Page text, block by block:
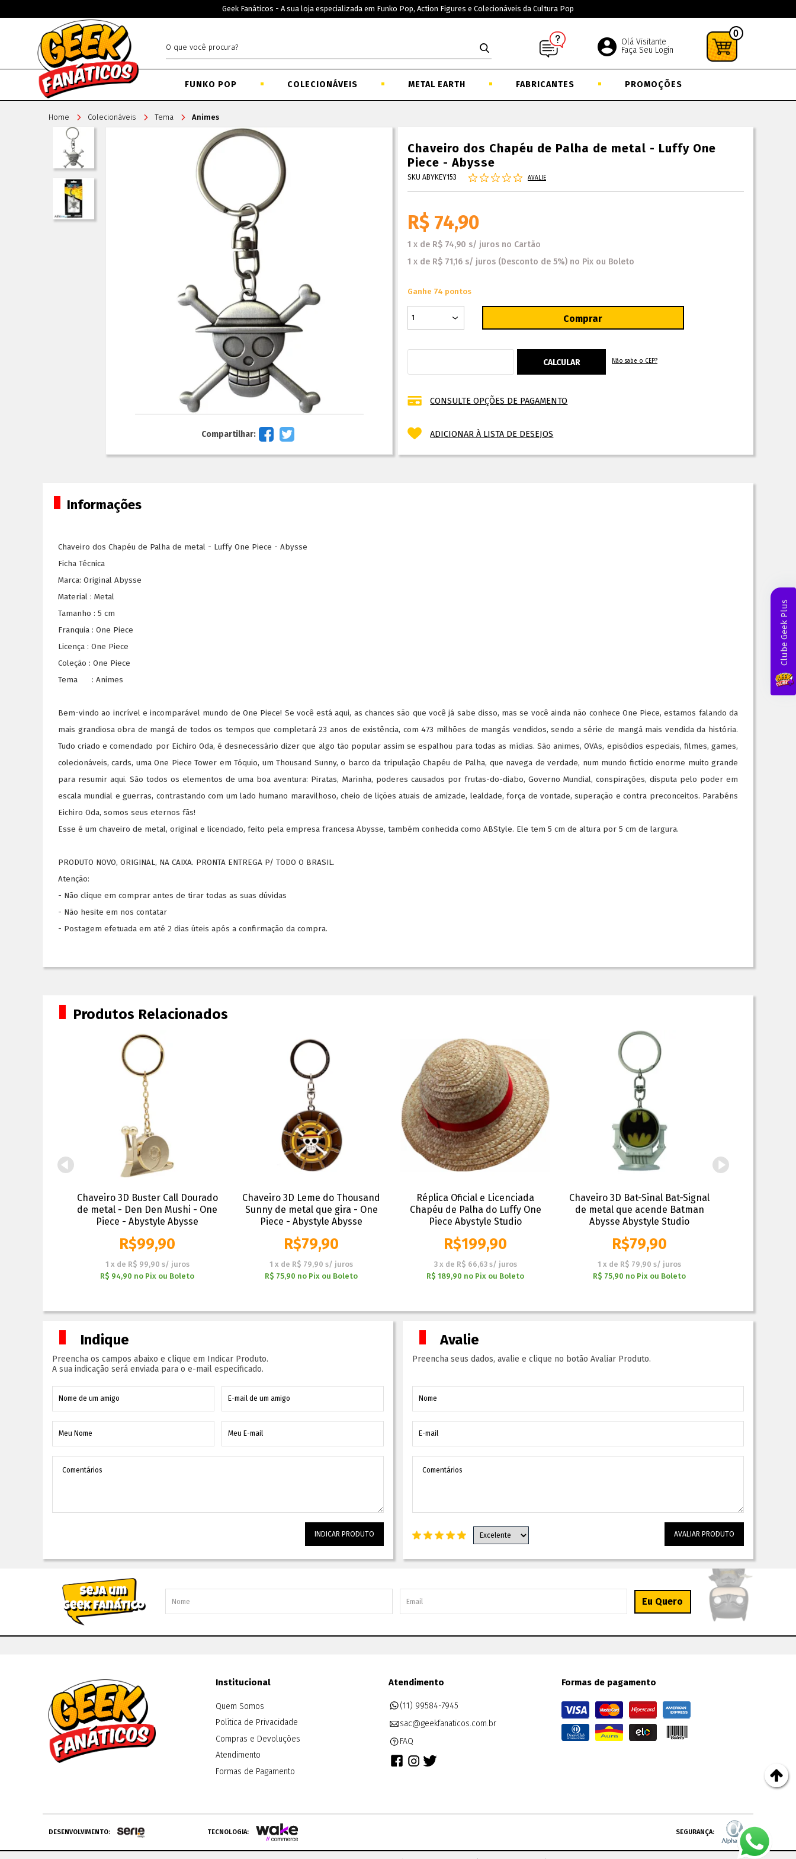
Geek Fanáticos - A sua loja especializada em Funko Pop, Action Figures e Colecionáveis da Cultura Pop
Olá Visitante
Faça Seu Login
0
FUNKO POP COLECIONÁVEIS METAL EARTH FABRICANTES PROMOÇÕES
Home Colecionáveis Tema Animes
Compartilhar:
Chaveiro dos Chapéu de Palha de metal - Luffy One
Piece - Abysse
SKU ABYKEY153 AVALIE
R$ 74,90
1 x de R$ 74,90 s/ juros no Cartão
1 x de R$ 71,16 s/ juros (Desconto de 5%) no Pix ou Boleto
Ganhe 74 pontos
Não sabe o CEP?
CONSULTE OPÇÕES DE PAGAMENTO
ADICIONAR À LISTA DE DESEJOS
Informações
Chaveiro dos Chapéu de Palha de metal - Luffy One Piece - Abysse
Ficha Técnica
Marca: Original Abysse
Material : Metal
Tamanho : 5 cm
Franquia : One Piece
Licença : One Piece
Coleção : One Piece
Tema : Animes
Bem-vindo ao incrível e incomparável mundo de One Piece! Se você está aqui, as chances são que você já sabe disso, mas se você ainda não conhece One Piece, estamos falando da
mais grandiosa obra de mangá de todos os tempos que completará 23 anos de existência, com 473 milhões de mangás vendidos, sendo a série de mangá mais vendida da história.
Tudo criado e comendado por Eichiro Oda, é desnecessário dizer que algo tão popular assim se espalhou para todas as mídias. São animes, OVAs, episódios especiais, filmes, games,
colecionáveis, cards, uma One Piece Tower em Tóquio, um Thousand Sunny, o barco da tripulação Chapéu de Palha, que navega de verdade, num mundo fictício enorme muito grande
para resumir aqui. São todos os elementos de uma boa aventura: Piratas, Marinha, poderes causados por frutas-do-diabo, Governo Mundial, conspirações, disputa pelo poder em
escala mundial e guerras, contrastando com um lado humano maravilhoso, cheio de lições atuais de amizade, lealdade, força de vontade, superação e contra preconceitos. Parabéns
Eichiro Oda, somos seus eternos fãs!
Esse é um chaveiro de metal, original e licenciado, feito pela empresa francesa Abysse, também conhecida como ABStyle. Ele tem 5 cm de altura por 5 cm de largura.
PRODUTO NOVO, ORIGINAL, NA CAIXA. PRONTA ENTREGA P/ TODO O BRASIL.
Atenção:
- Não clique em comprar antes de tirar todas as suas dúvidas
- Não hesite em nos contatar
- Postagem efetuada em até 2 dias úteis após a confirmação da compra.
Produtos Relacionados
Chaveiro 3D Buster Call Dourado
de metal - Den Den Mushi - One
Piece - Abystyle Abysse
R$99,90
1 x de R$ 99,90 s/ juros
R$ 94,90 no Pix ou Boleto
Chaveiro 3D Leme do Thousand
Sunny de metal que gira - One
Piece - Abystyle Abysse
R$79,90
1 x de R$ 79,90 s/ juros
R$ 75,90 no Pix ou Boleto
Réplica Oficial e Licenciada
Chapéu de Palha do Luffy One
Piece Abystyle Studio
R$199,90
3 x de R$ 66,63 s/ juros
R$ 189,90 no Pix ou Boleto
Chaveiro 3D Bat-Sinal Bat-Signal
de metal que acende Batman
Abysse Abystyle Studio
R$79,90
1 x de R$ 79,90 s/ juros
R$ 75,90 no Pix ou Boleto
Indique
Preencha os campos abaixo e clique em Indicar Produto.
A sua indicação será enviada para o e-mail especificado.
INDICAR PRODUTO
Avalie
Preencha seus dados, avalie e clique no botão Avaliar Produto.
AVALIAR PRODUTO
Institucional
Quem Somos
Política de Privacidade
Compras e Devoluções
Atendimento
Formas de Pagamento
Atendimento
(11) 99584-7945
sac@geekfanaticos.com.br
FAQ
Formas de pagamento
DESENVOLVIMENTO: TECNOLOGIA: SEGURANÇA:
Clube Geek Plus